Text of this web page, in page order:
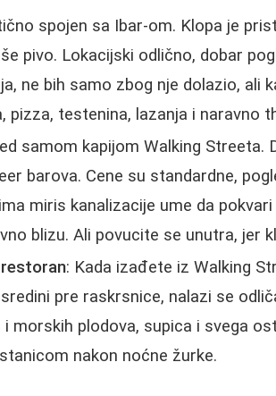
spojen sa Ibar-om. Klopa je
pivo. Lokacijski odlično, dobar
ne bih samo zbog nje dolazio, ali
pizza, testenina, lazanja i naravno
samom kapijom Walking
barova. Cene su standardne,
miris kanalizacije ume da
blizu. Ali povucite se unutra, jer
: Kada izađete iz Walking
pre raskrsnice, nalazi se
i morskih plodova, supica i svega
nakon noćne žurke.